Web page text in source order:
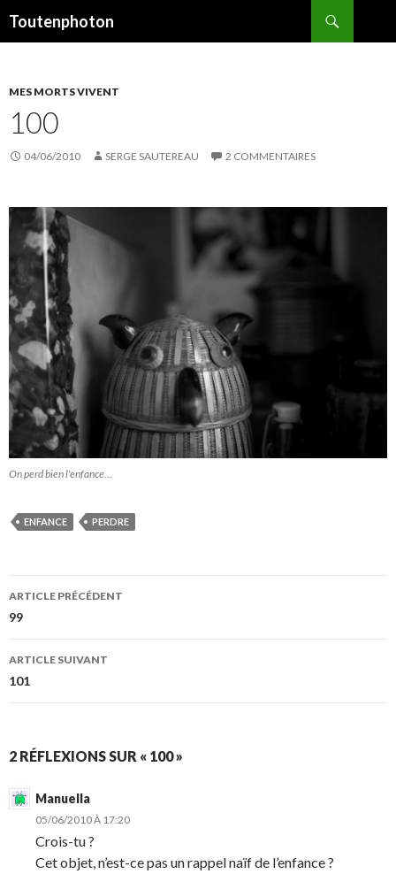
Toutenphoton
MES MORTS VIVENT
100
04/06/2010 SERGE SAUTEREAU 2 COMMENTAIRES
On perd bien l'enfance…
ENFANCE PERDRE
Navigation
des
articles
ARTICLE PRÉCÉDENT
99
ARTICLE SUIVANT
101
2 RÉFLEXIONS SUR « 100 »
Manuella
05/06/2010 À 17:20
Crois-tu ?
Cet objet, n’est-ce pas un rappel naïf de l’enfance ?